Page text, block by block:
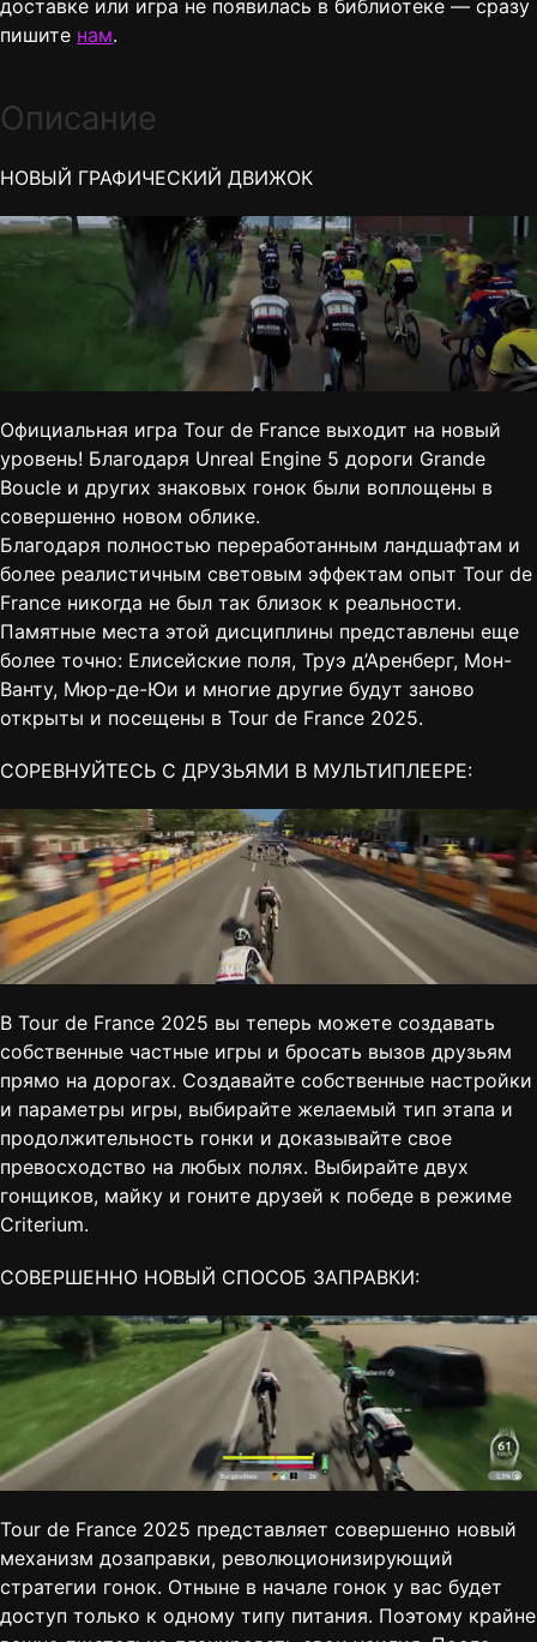
доставке или игра не появилась в библиотеке — сразу
пишите нам.
Описание
НОВЫЙ ГРАФИЧЕСКИЙ ДВИЖОК
Официальная игра Tour de France выходит на новый
уровень! Благодаря Unreal Engine 5 дороги Grande
Boucle и других знаковых гонок были воплощены в
совершенно новом облике.
Благодаря полностью переработанным ландшафтам и
более реалистичным световым эффектам опыт Tour de
France никогда не был так близок к реальности.
Памятные места этой дисциплины представлены еще
более точно: Елисейские поля, Труэ д’Аренберг, Мон-
Ванту, Мюр-де-Юи и многие другие будут заново
открыты и посещены в Tour de France 2025.
СОРЕВНУЙТЕСЬ С ДРУЗЬЯМИ В МУЛЬТИПЛЕЕРЕ:
В Tour de France 2025 вы теперь можете создавать
собственные частные игры и бросать вызов друзьям
прямо на дорогах. Создавайте собственные настройки
и параметры игры, выбирайте желаемый тип этапа и
продолжительность гонки и доказывайте свое
превосходство на любых полях. Выбирайте двух
гонщиков, майку и гоните друзей к победе в режиме
Criterium.
СОВЕРШЕННО НОВЫЙ СПОСОБ ЗАПРАВКИ:
Tour de France 2025 представляет совершенно новый
механизм дозаправки, революционизирующий
стратегии гонок. Отныне в начале гонок у вас будет
доступ только к одному типу питания. Поэтому крайне